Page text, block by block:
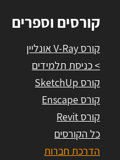
קורסים וספרים
קורס V-Ray אונליין
> כניסת תלמידים
קורס SketchUp
קורס Enscape
קורס Revit
כל הקורסים
הדרכת חברות